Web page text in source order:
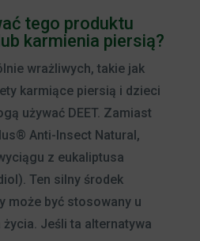
tego produktu
karmienia piersią?
wrażliwych, takie jak
karmiące piersią i dzieci
używać DEET. Zamiast
Anti-Insect Natural,
z eukaliptusa
Ten silny środek
może być stosowany u
Jeśli ta alternatywa